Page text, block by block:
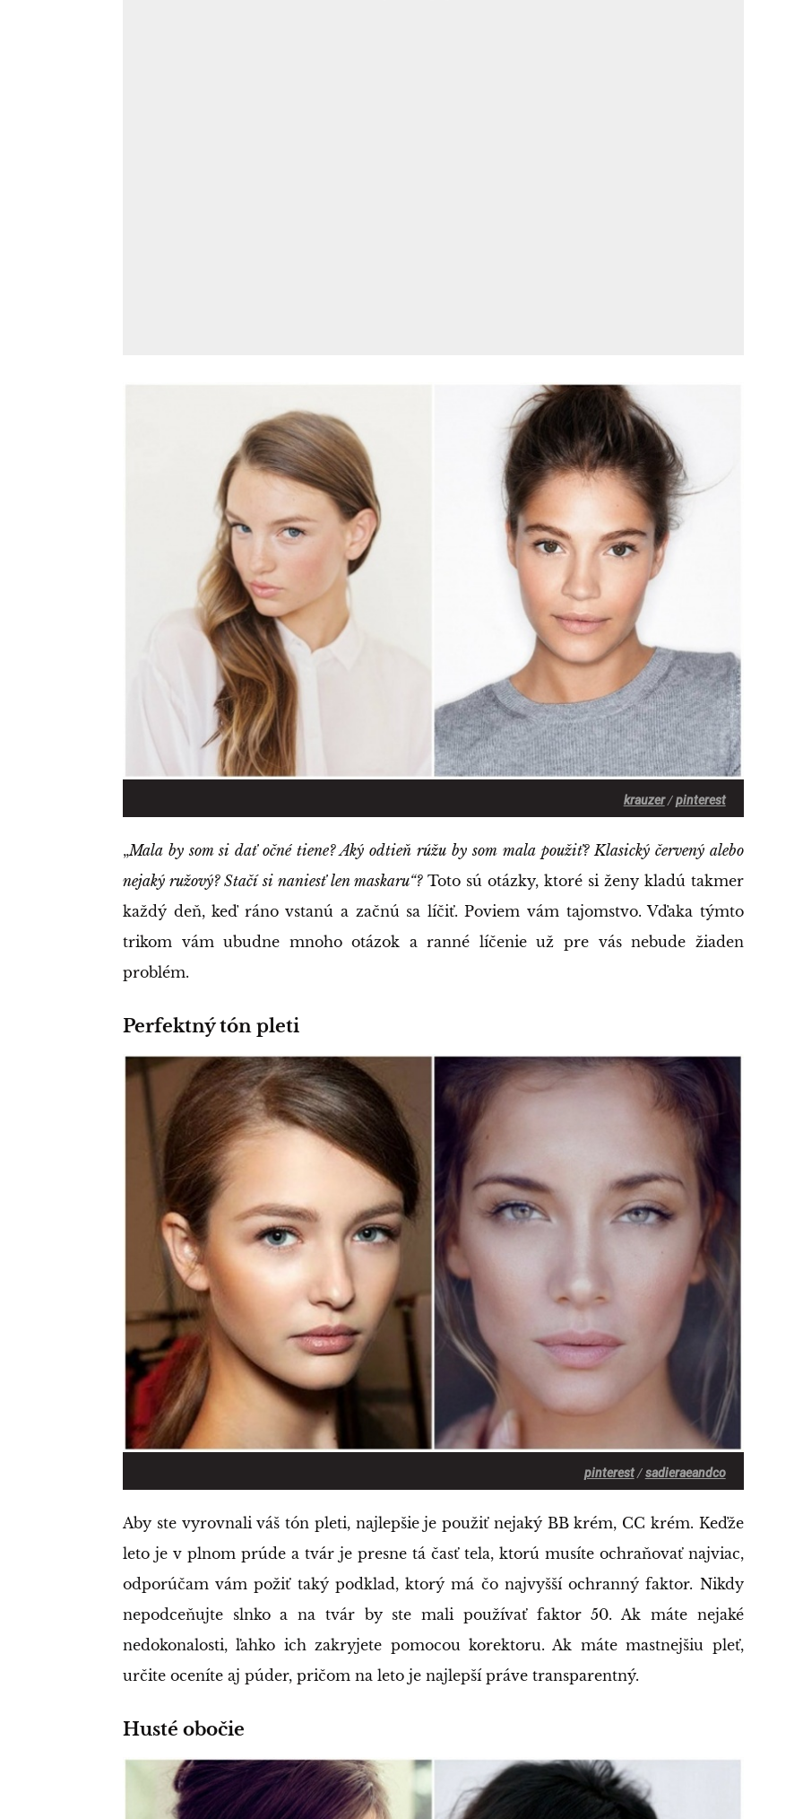
krauzer/pinterest
„Mala by som si dať očné tiene? Aký odtieň rúžu by som mala použiť? Klasický červený alebo
nejaký ružový? Stačí si naniesť len maskaru“?Toto sú otázky, ktoré si ženy kladú takmer
každý deň, keď ráno vstanú a začnú sa líčiť. Poviem vám tajomstvo. Vďaka týmto
trikom vám ubudne mnoho otázok a ranné líčenie už pre vás nebude žiaden
problém.
Perfektný tón pleti
pinterest/sadieraeandco
Aby ste vyrovnali váš tón pleti, najlepšie je použiť nejaký BB krém, CC krém. Keďže
leto je v plnom prúde a tvár je presne tá časť tela, ktorú musíte ochraňovať najviac,
odporúčam vám požiť taký podklad, ktorý má čo najvyšší ochranný faktor. Nikdy
nepodceňujte slnko a na tvár by ste mali používať faktor 50. Ak máte nejaké
nedokonalosti, ľahko ich zakryjete pomocou korektoru. Ak máte mastnejšiu pleť,
určite oceníte aj púder, pričom na leto je najlepší práve transparentný.
Husté obočie